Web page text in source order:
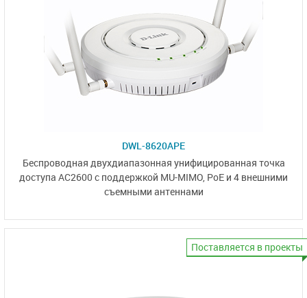
DWL-8620APE
Беспроводная двухдиапазонная унифицированная точка
доступа AC2600 с поддержкой MU-MIMO, PoE и 4 внешними
съемными антеннами
Поставляется в проекты